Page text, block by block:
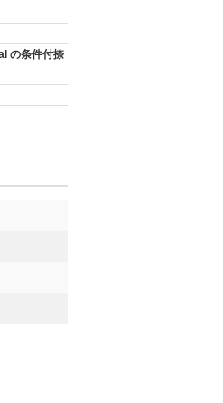
の条件付捺